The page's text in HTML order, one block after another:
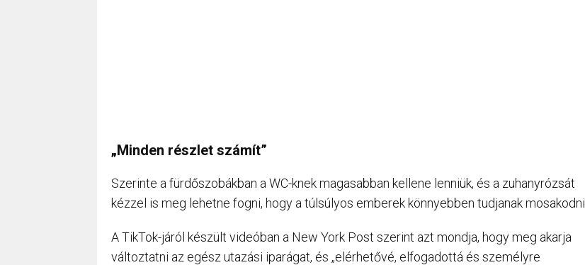
„Minden részlet számít”
Szerinte a fürdőszobákban a WC-knek magasabban kellene lenniük, és a zuhanyrózsát
kézzel is meg lehetne fogni, hogy a túlsúlyos emberek könnyebben tudjanak mosakodni.
A TikTok-járól készült videóban a New York Post szerint azt mondja, hogy meg akarja
változtatni az egész utazási iparágat, és „elérhetővé, elfogadottá és személyre